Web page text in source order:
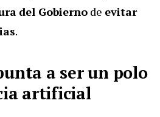
del Gobierno de evitar
.
a ser un polo
artificial